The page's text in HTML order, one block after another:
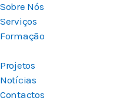
Sobre Nós
Serviços
Formação
Projetos
Notícias
Contactos